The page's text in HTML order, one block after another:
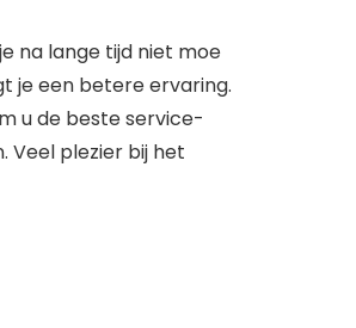
na lange tijd niet moe
je een betere ervaring.
u de beste service-
Veel plezier bij het